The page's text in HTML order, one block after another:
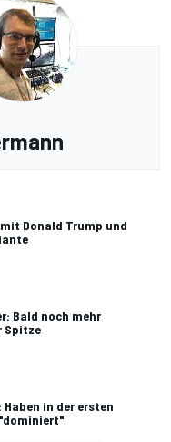
Donald Trump und
Bald noch mehr
Spitze
in der ersten